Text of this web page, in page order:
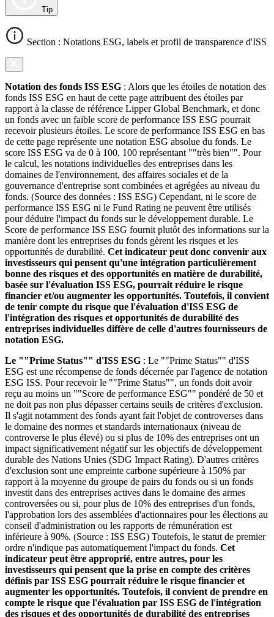
Tip
Section : Notations ESG, labels et profil de transparence d'ISS
Notation des fonds ISS ESG : Alors que les étoiles de notation des
fonds ISS ESG en haut de cette page attribuent des étoiles par
rapport à la classe de référence Lipper Global Benchmark, et donc
un fonds avec un faible score de performance ISS ESG pourrait
recevoir plusieurs étoiles. Le score de performance ISS ESG en bas
de cette page représente une notation ESG absolue du fonds. Le
score ISS ESG va de 0 à 100, 100 représentant ""très bien"". Pour
le calcul, les notations individuelles des entreprises dans les
domaines de l'environnement, des affaires sociales et de la
gouvernance d'entreprise sont combinées et agrégées au niveau du
fonds. (Source des données : ISS ESG) Cependant, ni le score de
performance ISS ESG ni le Fund Rating ne peuvent être utilisés
pour déduire l'impact du fonds sur le développement durable. Le
Score de performance ISS ESG fournit plutôt des informations sur la
manière dont les entreprises du fonds gèrent les risques et les
opportunités de durabilité. Cet indicateur peut donc convenir aux
investisseurs qui pensent qu'une intégration particulièrement
bonne des risques et des opportunités en matière de durabilité,
basée sur l'évaluation ISS ESG, pourrait réduire le risque
financier et/ou augmenter les opportunités. Toutefois, il convient
de tenir compte du risque que l'évaluation d'ISS ESG de
l'intégration des risques et opportunités de durabilité des
entreprises individuelles diffère de celle d'autres fournisseurs de
notation ESG.
Le ""Prime Status"" d'ISS ESG : Le ""Prime Status"" d'ISS
ESG est une récompense de fonds décernée par l'agence de notation
ESG ISS. Pour recevoir le ""Prime Status"", un fonds doit avoir
reçu au moins un ""Score de performance ESG"" pondéré de 50 et
ne doit pas non plus dépasser certains seuils de critères d'exclusion.
Il s'agit notamment des fonds ayant fait l'objet de controverses dans
le domaine des normes et standards internationaux (niveau de
controverse le plus élevé) ou si plus de 10% des entreprises ont un
impact significativement négatif sur les objectifs de développement
durable des Nations Unies (SDG Impact Rating). D'autres critères
d'exclusion sont une empreinte carbone supérieure à 150% par
rapport à la moyenne du groupe de pairs du fonds ou si un fonds
investit dans des entreprises actives dans le domaine des armes
controversées ou si, pour plus de 10% des entreprises d'un fonds,
l'approbation lors des assemblées d'actionnaires pour les élections au
conseil d'administration ou les rapports de rémunération est
inférieure à 90%. (Source : ISS ESG) Toutefois, le statut de premier
ordre n'indique pas automatiquement l'impact du fonds. Cet
indicateur peut être approprié, entre autres, pour les
investisseurs qui pensent que la prise en compte des critères
définis par ISS ESG pourrait réduire le risque financier et
augmenter les opportunités. Toutefois, il convient de prendre en
compte le risque que l'évaluation par ISS ESG de l'intégration
des risques et des opportunités de durabilité des entreprises